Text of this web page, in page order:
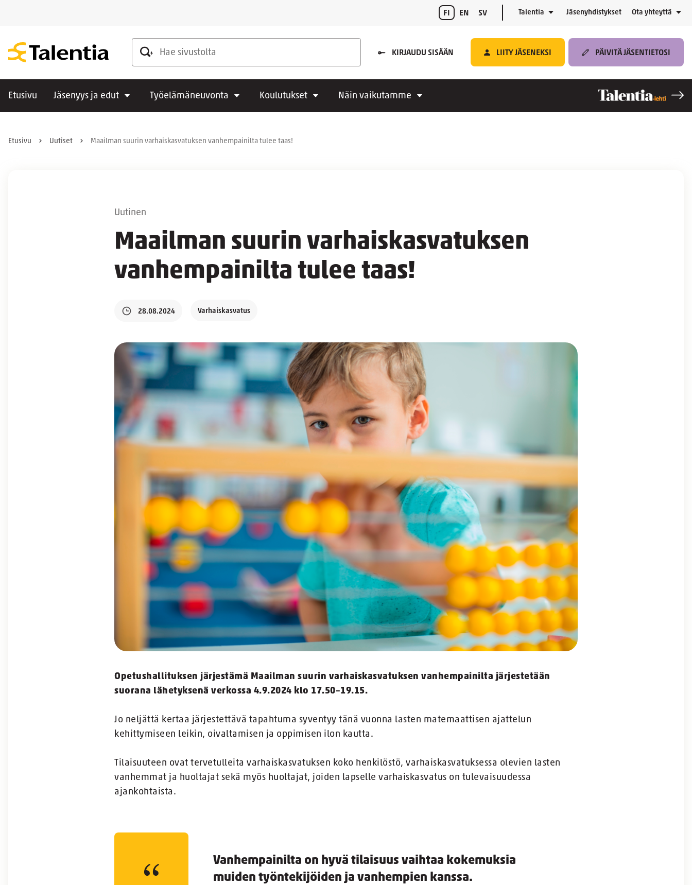
FI EN SV Talentia Jäsenyhdistykset Ota yhteyttä
Hae sivustolta
KIRJAUDU SISÄÄN LIITY JÄSENEKSI PÄIVITÄ JÄSENTIETOSI
Etusivu Jäsenyys ja edut Työelämäneuvonta Koulutukset Näin vaikutamme
Etusivu Uutiset Maailman suurin varhaiskasvatuksen vanhempainilta tulee taas!
Uutinen
Maailman suurin varhaiskasvatuksen
vanhempainilta tulee taas!
28.08.2024 Varhaiskasvatus
Opetushallituksen järjestämä Maailman suurin varhaiskasvatuksen vanhempainilta järjestetään
suorana lähetyksenä verkossa 4.9.2024 klo 17.50–19.15.
Jo neljättä kertaa järjestettävä tapahtuma syventyy tänä vuonna lasten matemaattisen ajattelun
kehittymiseen leikin, oivaltamisen ja oppimisen ilon kautta.
Tilaisuuteen ovat tervetulleita varhaiskasvatuksen koko henkilöstö, varhaiskasvatuksessa olevien lasten
vanhemmat ja huoltajat sekä myös huoltajat, joiden lapselle varhaiskasvatus on tulevaisuudessa
ajankohtaista.
Vanhempainilta on hyvä tilaisuus vaihtaa kokemuksia
muiden työntekijöiden ja vanhempien kanssa.